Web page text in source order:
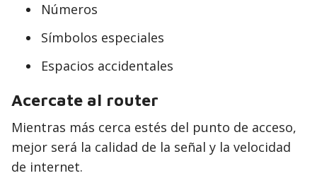
Números
Símbolos especiales
Espacios accidentales
Acercate al router
Mientras más cerca estés del punto de acceso,
mejor será la calidad de la señal y la velocidad
de internet.